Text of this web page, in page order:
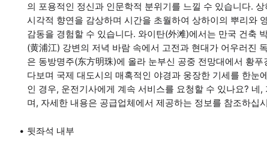
의 포용적인 정신과 인문학적 분위기를 느낄 수 있습니다.
시각적 향연을 감상하며 시간을 초월하여 상하이의 뿌리와
감동을 경험할 수 있습니다. 와이탄(外滩)에서는 만국 건축
(黄浦江) 강변의 저녁 바람 속에서 고전과 현대가 어우러진
은 동방명주(东方明珠)에 올라 눈부신 공중 전망대에서 황
다보며 국제 대도시의 매혹적인 야경과 웅장한 기세를 한
인 경우, 운전기사에게 계속 서비스를 요청할 수 있나요?
며, 자세한 내용은 공급업체에서 제공하는 정보를 참조하십
뒷좌석 내부